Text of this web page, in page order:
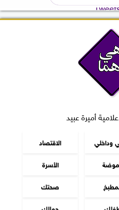
أميرة عبيد
وداخلي
الاقتصاد
الأسرة
صحتك